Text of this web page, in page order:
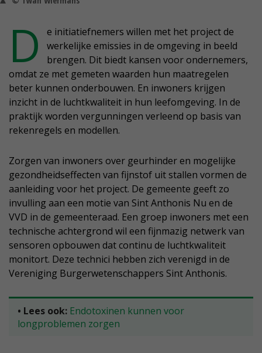
D
e initiatiefnemers willen met het project de
werkelijke emissies in de omgeving in beeld
brengen. Dit biedt kansen voor ondernemers,
omdat ze met gemeten waarden hun maatregelen
beter kunnen onderbouwen. En inwoners krijgen
inzicht in de luchtkwaliteit in hun leefomgeving. In de
praktijk worden vergunningen verleend op basis van
rekenregels en modellen.
Zorgen van inwoners over geurhinder en mogelijke
gezondheidseffecten van fijnstof uit stallen vormen de
aanleiding voor het project. De gemeente geeft zo
invulling aan een motie van Sint Anthonis Nu en de
VVD in de gemeenteraad. Een groep inwoners met een
technische achtergrond wil een fijnmazig netwerk van
sensoren opbouwen dat continu de luchtkwaliteit
monitort. Deze technici hebben zich verenigd in de
Vereniging Burgerwetenschappers Sint Anthonis.
• Lees ook: Endotoxinen kunnen voor
longproblemen zorgen